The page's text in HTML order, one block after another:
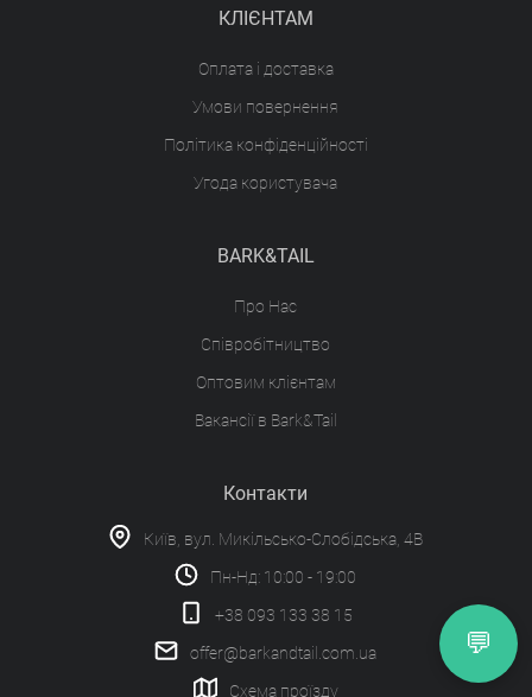
КЛІЄНТАМ
Оплата і доставка
Умови повернення
Політика конфіденційності
Угода користувача
BARK&TAIL
Про Нас
Співробітництво
Оптовим клієнтам
Вакансії в Bark&Tail
Контакти
Київ, вул. Микільсько-Слобідська, 4В
Пн-Нд: 10:00 - 19:00
+38 093 133 38 15
offer@barkandtail.com.ua
Схема проїзду
💬